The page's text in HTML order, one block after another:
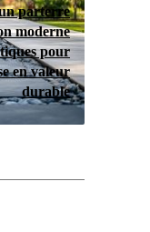
parterre
moderne
pour
en valeur
durable